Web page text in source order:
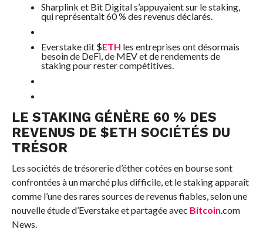
Sharplink et Bit Digital s’appuyaient sur le staking,
qui représentait 60 % des revenus déclarés.
Everstake dit $ETH les entreprises ont désormais
besoin de DeFi, de MEV et de rendements de
staking pour rester compétitives.
LE STAKING GÉNÈRE 60 % DES
REVENUS DE $ETH SOCIÉTÉS DU
TRÉSOR
Les sociétés de trésorerie d’éther cotées en bourse sont
confrontées à un marché plus difficile, et le staking apparaît
comme l’une des rares sources de revenus fiables, selon une
nouvelle étude d’Everstake et partagée avec Bitcoin.com
News.